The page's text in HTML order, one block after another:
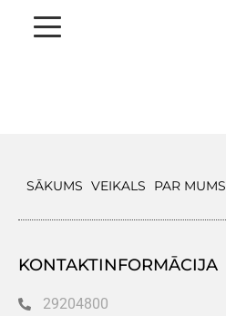
SĀKUMS VEIKALS PAR MUMS
KONTAKTINFORMĀCIJA
29204800